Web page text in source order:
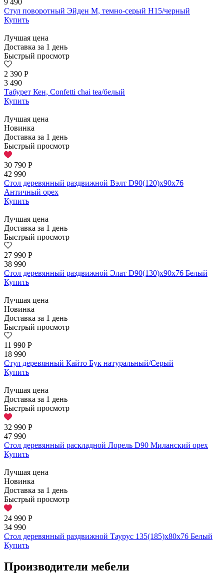
9 490
Стул поворотный Эйден М, темно-серый H15/черный
Купить
Лучшая цена
Доставка за 1 день
Быстрый просмотр
2 390 Р
3 490
Табурет Кен, Confetti chai tea/белый
Купить
Лучшая цена
Новинка
Доставка за 1 день
Быстрый просмотр
30 790 Р
42 990
Стол деревянный раздвижной Вэлт D90(120)х90х76
Античный орех
Купить
Лучшая цена
Доставка за 1 день
Быстрый просмотр
27 990 Р
38 990
Стол деревянный раздвижной Элат D90(130)х90х76 Белый
Купить
Лучшая цена
Новинка
Доставка за 1 день
Быстрый просмотр
11 990 Р
18 990
Стул деревянный Кайто Бук натуральный/Серый
Купить
Лучшая цена
Доставка за 1 день
Быстрый просмотр
32 990 Р
47 990
Стол деревянный раскладной Лорель D90 Миланский орех
Купить
Лучшая цена
Новинка
Доставка за 1 день
Быстрый просмотр
24 990 Р
34 990
Стол деревянный раздвижной Таурус 135(185)х80х76 Белый
Купить
Производители мебели